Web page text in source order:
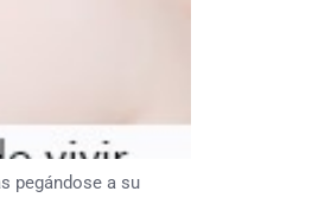
pegándose a su